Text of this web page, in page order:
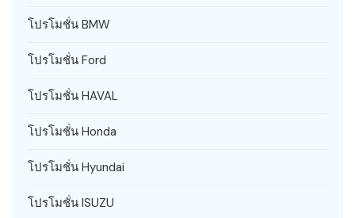
โปรโมชั่น BMW
โปรโมชั่น Ford
โปรโมชั่น HAVAL
โปรโมชั่น Honda
โปรโมชั่น Hyundai
โปรโมชั่น ISUZU